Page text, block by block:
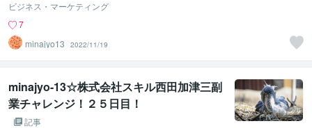
ビジネス・マーケティング
7
minajyo13
2022/11/19
minajyo-13☆株式会社スキル西田加津三副
業チャレンジ！２５日目！
記事